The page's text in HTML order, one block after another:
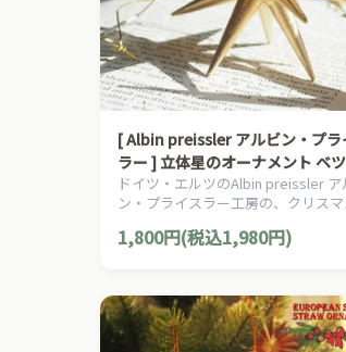
[ Albin preissler アルビン・プラ
ラー ] 立体星のオーナメント ベ
ムの星 金の星 立体 小 3D 木製オーナ
メント
ドイツ・エルツのAlbin preissler ア
ン・プライスラー工房の、クリス
トです。
1,800円(税込1,980円)